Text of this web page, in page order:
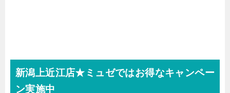
新潟上近江店★ミュゼではお得なキャンペー
ン実施中